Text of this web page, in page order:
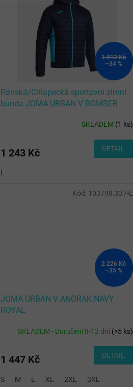
1 912 Kč
–34 %
Pánská/Chlapecká sportovní zimní
bunda JOMA URBAN V BOMBER
SKLADEM (1 ks)
1 243 Kč DETAIL
L
2 226 Kč
–35 %
JOMA URBAN V ANORAK NAVY
ROYAL
SKLADEM - Doručení 8-13 dní(>5 ks)
1 447 Kč DETAIL
S M L XL 2XL 3XL
Kód: 103798.337-L